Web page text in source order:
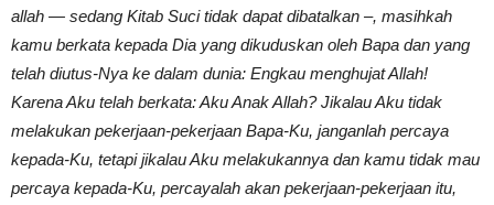
allah — sedang Kitab Suci tidak dapat dibatalkan –, masihkah
kamu berkata kepada Dia yang dikuduskan oleh Bapa dan yang
telah diutus-Nya ke dalam dunia: Engkau menghujat Allah!
Karena Aku telah berkata: Aku Anak Allah? Jikalau Aku tidak
melakukan pekerjaan-pekerjaan Bapa-Ku, janganlah percaya
kepada-Ku, tetapi jikalau Aku melakukannya dan kamu tidak mau
percaya kepada-Ku, percayalah akan pekerjaan-pekerjaan itu,